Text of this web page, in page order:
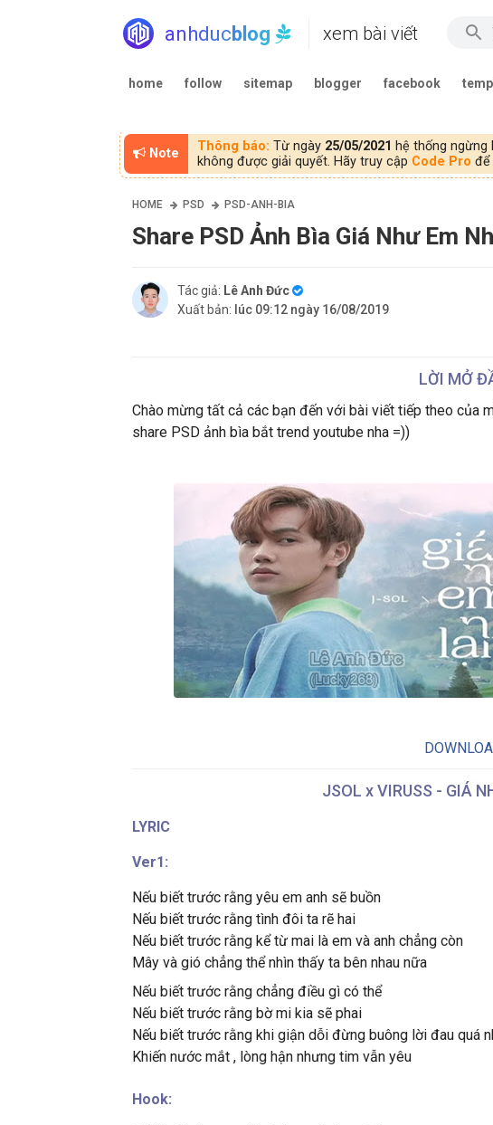
anhduc blog xem bài viết
home follow sitemap blogger facebook
Note Thông báo: Từ ngày 25/05/2021 hệ thống
không được giải quyết. Hãy truy cập Code Pro để
HOME PSD PSD-ANH-BIA
Share PSD Ảnh Bìa Giá Như Em
Tác giả: Lê Anh Đức
Xuất bản: lúc 09:12 ngày 16/08/2019
LỜI MỞ
Chào mừng tất cả các bạn đến với bài viết tiếp theo của
share PSD ảnh bìa bắt trend youtube nha =))
JSOL x VIRUSS - GIÁ
LYRIC
Ver1:
Nếu biết trước rằng yêu em anh sẽ buồn
Nếu biết trước rằng tình đôi ta rẽ hai
Nếu biết trước rằng kể từ mai là em và anh chẳng còn
Mây và gió chẳng thể nhìn thấy ta bên nhau nữa
Nếu biết trước rằng chẳng điều gì có thể
Nếu biết trước rằng bờ mi kia sẽ phai
Nếu biết trước rằng khi giận dỗi đừng buông lời đau quá
Khiến nước mắt , lòng hận nhưng tim vẫn yêu
Hook: